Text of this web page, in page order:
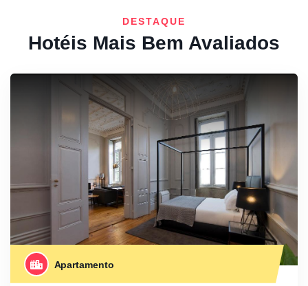
DESTAQUE
Hotéis Mais Bem Avaliados
Apartamento